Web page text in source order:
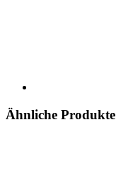
Ähnliche Produkte